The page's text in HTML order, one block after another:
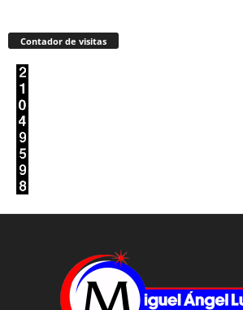
Contador de visitas